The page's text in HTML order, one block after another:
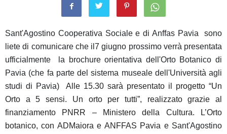
Sant'Agostino Cooperativa Sociale e di Anffas Pavia sono
liete di comunicare che il7 giugno prossimo verrà presentata
ufficialmente la brochure orientativa dell'Orto Botanico di
Pavia (che fa parte del sistema museale dell'Università agli
studi di Pavia) Alle 15.30 sarà presentato il progetto “Un
Orto a 5 sensi. Un orto per tutti”, realizzato grazie al
finanziamento PNRR – Ministero della Cultura. L’Orto
botanico, con ADMaiora e ANFFAS Pavia e Sant'Agostino